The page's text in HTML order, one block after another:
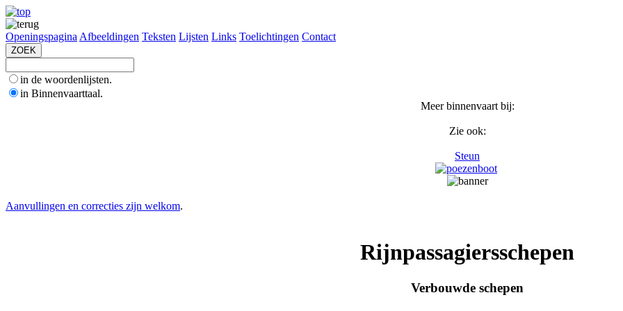
Openingspagina Afbeeldingen Teksten Lijsten Links Toelichtingen Contact
in de woordenlijsten.
in Binnenvaarttaal.
Meer binnenvaart bij:
Zie ook:
Steun
Aanvullingen en correcties zijn welkom.
Rijnpassagiersschepen
Verbouwde schepen